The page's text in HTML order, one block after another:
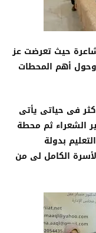
حيث تعرضت عز
وحول أهم المحطات
فى حياتى يأتى
الشعراء ثم محطة
بدولة
الكامل لى من